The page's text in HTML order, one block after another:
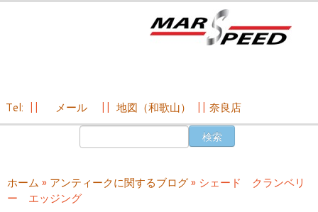
ン
ツ
Tel: メール 地図（和歌山） 奈良店
ホーム » アンティークに関するブログ» シェード クランベリ
ー エッジング